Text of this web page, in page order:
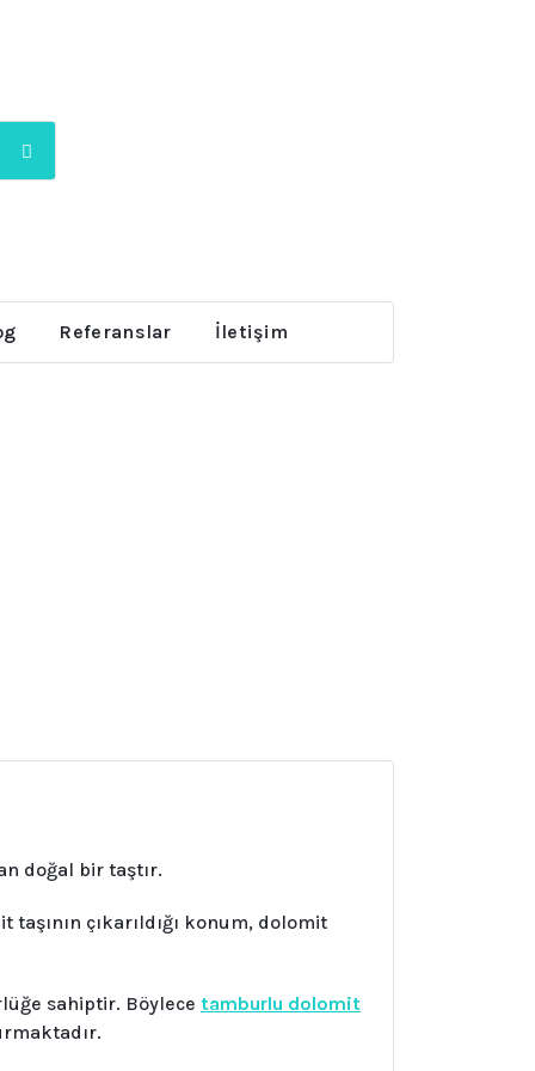
Referanslar İletişim
doğal bir taştır.
çıkarıldığı konum, dolomit
sahiptir. Böylece tamburlu dolomit